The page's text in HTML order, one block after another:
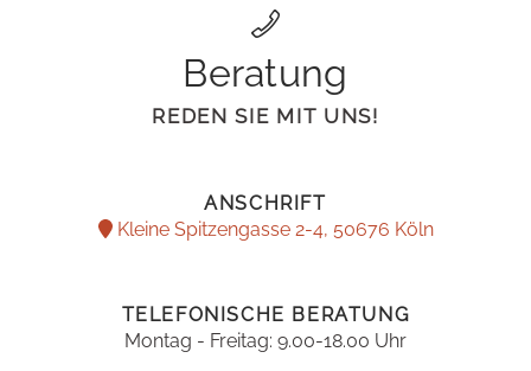
Beratung
REDEN SIE MIT UNS!
ANSCHRIFT
Kleine Spitzengasse 2-4, 50676 Köln
TELEFONISCHE BERATUNG
Montag - Freitag: 9.00-18.00 Uhr